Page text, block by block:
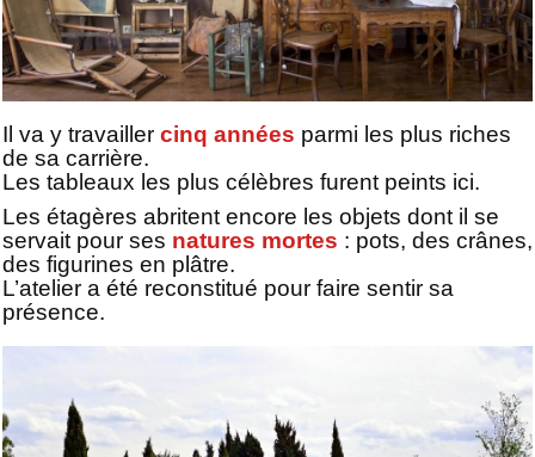
Il va y travailler cinq années parmi les plus riches
de sa carrière.
Les tableaux les plus célèbres furent peints ici.
Les étagères abritent encore les objets dont il se
servait pour ses natures mortes : pots, des crânes,
des figurines en plâtre.
L’atelier a été reconstitué pour faire sentir sa
présence.